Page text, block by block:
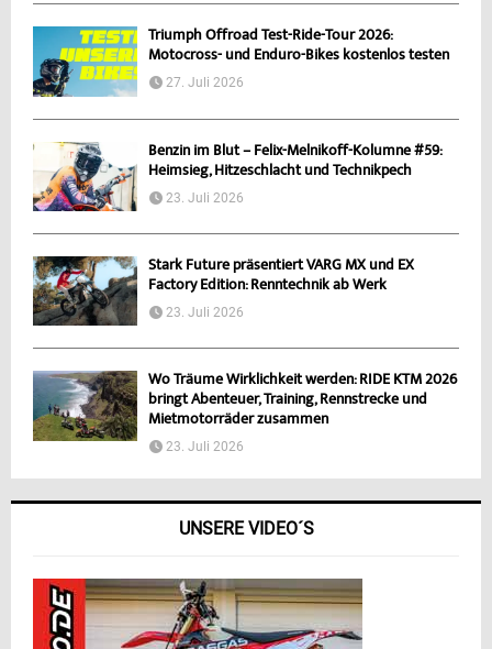
Triumph Offroad Test-Ride-Tour 2026:
Motocross- und Enduro-Bikes kostenlos testen
27. Juli 2026
Benzin im Blut – Felix-Melnikoff-Kolumne #59:
Heimsieg, Hitzeschlacht und Technikpech
23. Juli 2026
Stark Future präsentiert VARG MX und EX
Factory Edition: Renntechnik ab Werk
23. Juli 2026
Wo Träume Wirklichkeit werden: RIDE KTM 2026
bringt Abenteuer, Training, Rennstrecke und
Mietmotorräder zusammen
23. Juli 2026
UNSERE VIDEO´S